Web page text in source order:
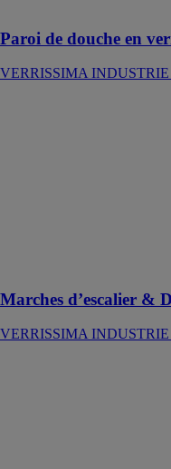
Paroi de douche en
VERRISSIMA INDUSTRIE
Marches d’escalier &
VERRISSIMA INDUSTRIE